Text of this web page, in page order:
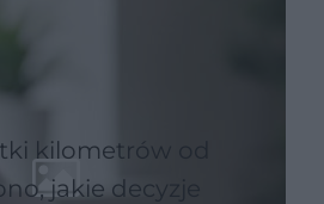
kilometrów od
jakie decyzje